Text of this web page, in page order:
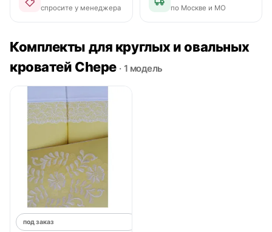
спросите у менеджера по Москве и МО
Комплекты для круглых и овальных
кроватей Chepe · 1 модель
под заказ